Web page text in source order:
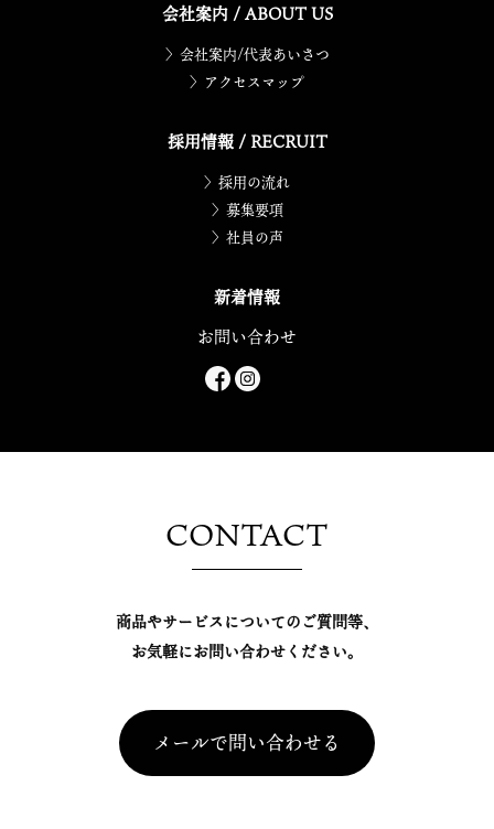
会社案内 / ABOUT US
〉会社案内/代表あいさつ
〉アクセスマップ
採用情報 / RECRUIT
〉採用の流れ
〉募集要項
〉社員の声
新着情報
お問い合わせ
CONTACT
商品やサービスについてのご質問等、
お気軽にお問い合わせください。
メールで問い合わせる